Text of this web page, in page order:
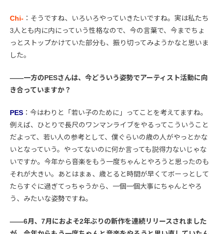
Chi- ：そうですね、いろいろやっていきたいですね。実は私たち
3人とも内に内にっていう性格なので、今の言葉で、今までちょ
っとストップかけていた部分も、振り切ってみようかなと思いま
した。
――一方のPESさんは、今どういう姿勢でアーティスト活動に向
き合っていますか？
PES ：今はわりと「若い子のために」ってことを考えてますね。
例えば、ひとりで長尺のワンマンライブをやるってこういうこと
だよって、若い人の参考として、僕ぐらいの歳の人がやっとかな
いとなっていう。やってないのに何か言っても説得力ないじゃな
いですか。今年から音楽をもう一度ちゃんとやろうと思ったのも
それが大きい。あとはまぁ、歳とると時間が早くてボーっとして
たらすぐに過ぎてっちゃうから、一個一個大事にちゃんとやろ
う、みたいな姿勢ですね。
――6月、7月におよそ2年ぶりの新作を連続リリースされました